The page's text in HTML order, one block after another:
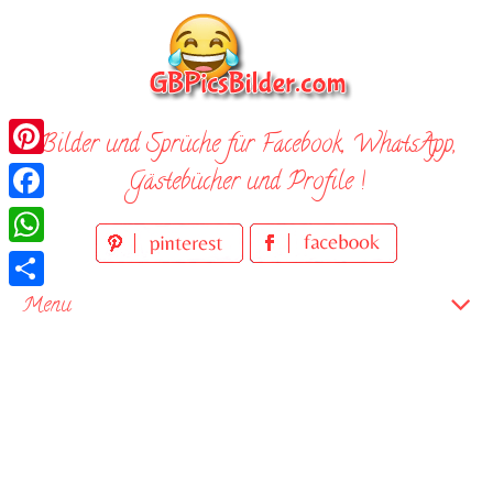
Bilder und Sprüche für Facebook, WhatsApp,
Gästebücher und Profile !
Menu
Pinterest
Facebook
WhatsApp
Teilen